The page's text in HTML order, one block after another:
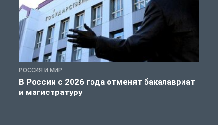
РОССИЯ И МИР
В России с 2026 года отменят бакалавриат
и магистратуру